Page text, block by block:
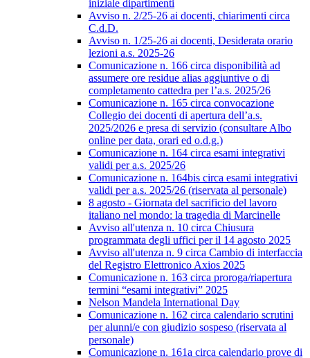
iniziale dipartimenti
Avviso n. 2/25-26 ai docenti, chiarimenti circa
C.d.D.
Avviso n. 1/25-26 ai docenti, Desiderata orario
lezioni a.s. 2025-26
Comunicazione n. 166 circa disponibilità ad
assumere ore residue alias aggiuntive o di
completamento cattedra per l’a.s. 2025/26
Comunicazione n. 165 circa convocazione
Collegio dei docenti di apertura dell’a.s.
2025/2026 e presa di servizio (consultare Albo
online per data, orari ed o.d.g.)
Comunicazione n. 164 circa esami integrativi
validi per a.s. 2025/26
Comunicazione n. 164bis circa esami integrativi
validi per a.s. 2025/26 (riservata al personale)
8 agosto - Giornata del sacrificio del lavoro
italiano nel mondo: la tragedia di Marcinelle
Avviso all'utenza n. 10 circa Chiusura
programmata degli uffici per il 14 agosto 2025
Avviso all'utenza n. 9 circa Cambio di interfaccia
del Registro Elettronico Axios 2025
Comunicazione n. 163 circa proroga/riapertura
termini “esami integrativi” 2025
Nelson Mandela International Day
Comunicazione n. 162 circa calendario scrutini
per alunni/e con giudizio sospeso (riservata al
personale)
Comunicazione n. 161a circa calendario prove di